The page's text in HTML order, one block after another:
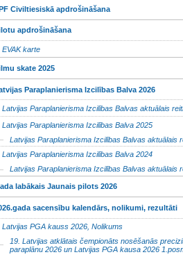
Civiltiesiskā apdrošināšana
apdrošināšana
EVAK karte
skate 2025
Paraplanierisma Izcilības Balva 2026
Latvijas Paraplanierisma Izcilības Balvas aktuālais
Latvijas Paraplanierisma Izcilības Balva 2025
Latvijas Paraplanierisma Izcilības Balvas aktuālais
Latvijas Paraplanierisma Izcilības Balva 2024
Latvijas Paraplanierisma Izcilības Balvas aktuālais
labākais Jaunais pilots 2026
sacensību kalendārs, nolikumi, rezultāti
Latvijas PGA kauss 2026, Nolikums
19. Latvijas atklātais čempionāts nosēšanās
paraplānu 2026 un Latvijas PGA kausa 2026